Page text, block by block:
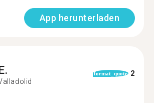
App herunterladen
format_quote 2